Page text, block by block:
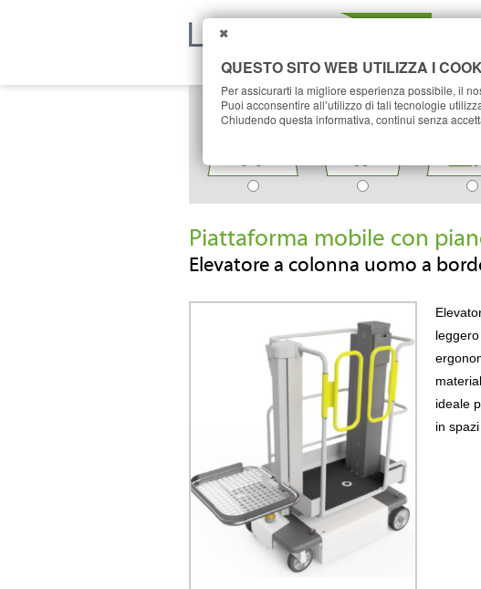
TRASPORTO SOLLEVAMENTO
Piattaforma mobile con
Elevatore a colonna uomo a
ideale
in
QUESTO SITO WEB UTILIZZA I
Per assicurarti la migliore esperienza possibile, il
Puoi acconsentire all’utilizzo di tali tecnologie
Chiudendo questa informativa, continui senza
CHIUDI